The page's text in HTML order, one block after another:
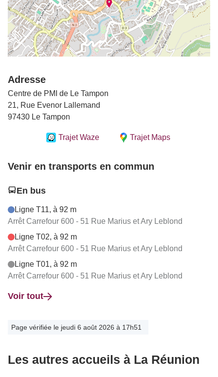
Adresse
Centre de PMI de Le Tampon
21, Rue Evenor Lallemand
97430 Le Tampon
Trajet Waze Trajet Maps
Venir en transports en commun
En bus
Ligne T11, à 92 m
Arrêt Carrefour 600 - 51 Rue Marius et Ary Leblond
Ligne T02, à 92 m
Arrêt Carrefour 600 - 51 Rue Marius et Ary Leblond
Ligne T01, à 92 m
Arrêt Carrefour 600 - 51 Rue Marius et Ary Leblond
Voir tout
Page vérifiée le jeudi 6 août 2026 à 17h51
Les autres accueils à La Réunion